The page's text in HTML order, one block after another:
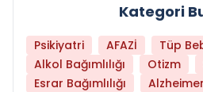
Kategori
Psikiyatri AFAZİ
Tüp
Alkol Bağımlılığı
Otizm
Esrar Bağımlılığı
Alzheimer